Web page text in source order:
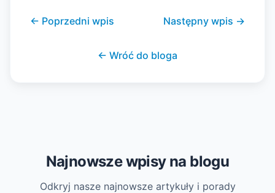
← Poprzedni wpis Następny wpis →
← Wróć do bloga
Najnowsze wpisy na blogu
Odkryj nasze najnowsze artykuły i porady